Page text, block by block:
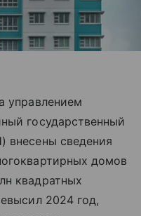
управлением
государственный
внесены сведения
домов
квадратных
2024 год,